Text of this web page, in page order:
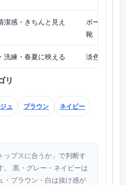
潔感・きちんと見え
ボーダー／
靴
洗練・春夏に映える 淡色トップ
リ
ュ ブラウン ネイビー
ップスに合うか」で判断す
。 黒・グレー・ネイビーは
・ブラウン・白は抜け感が